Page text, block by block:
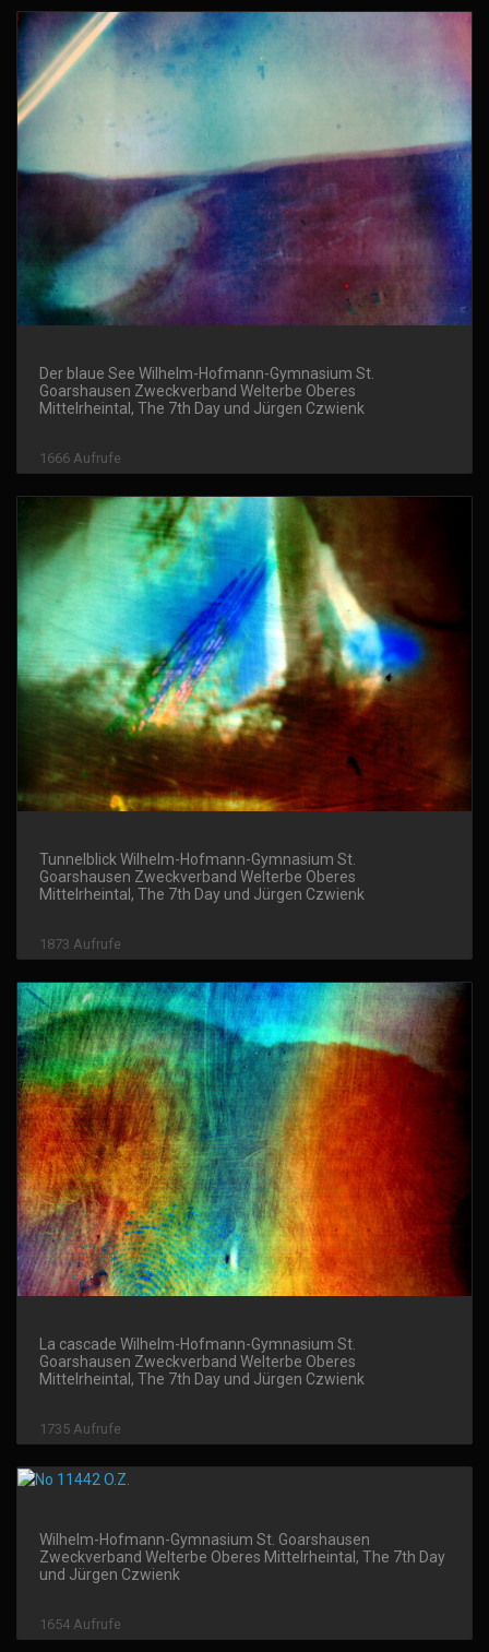
Der blaue See Wilhelm-Hofmann-Gymnasium St.
Goarshausen Zweckverband Welterbe Oberes
Mittelrheintal, The 7th Day und Jürgen Czwienk
1666 Aufrufe
Tunnelblick Wilhelm-Hofmann-Gymnasium St.
Goarshausen Zweckverband Welterbe Oberes
Mittelrheintal, The 7th Day und Jürgen Czwienk
1873 Aufrufe
La cascade Wilhelm-Hofmann-Gymnasium St.
Goarshausen Zweckverband Welterbe Oberes
Mittelrheintal, The 7th Day und Jürgen Czwienk
1735 Aufrufe
Wilhelm-Hofmann-Gymnasium St. Goarshausen
Zweckverband Welterbe Oberes Mittelrheintal, The 7th Day
und Jürgen Czwienk
1654 Aufrufe